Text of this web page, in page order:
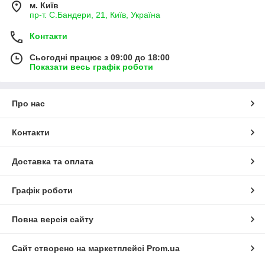
м. Київ
пр-т. С.Бандери, 21, Київ, Україна
Контакти
Сьогодні працює з 09:00 до 18:00
Показати весь графік роботи
Про нас
Контакти
Доставка та оплата
Графік роботи
Повна версія сайту
Сайт створено на маркетплейсі Prom.ua